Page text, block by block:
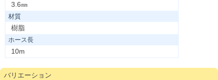
3.6㎜
材質
樹脂
ホース長
10m
バリエーション